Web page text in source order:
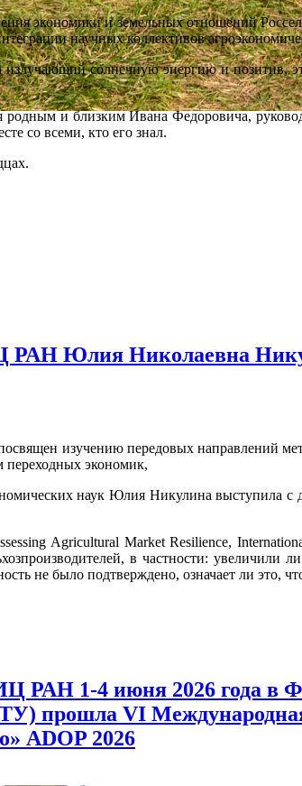
и земельных отношений
научных коллективов
солнечную энергию и позитив,
и близким Ивана Федоровича,
со всеми, кто его знал.
Юлия Николаевна
изучению передовых направлений
экономик,
наук Юлия Никулина выступила с
Market Resilience, International
в частности: увеличили
не было подтверждено, означает ли это,
РАН 1-4 июня 2026 года в
прошла VI
ADOP 2026